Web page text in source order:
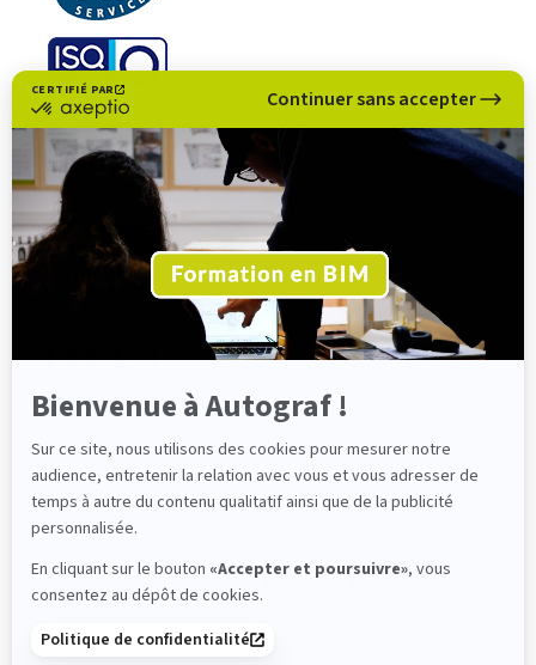
CERTIFIÉ PAR
certifié
Axeptio
-
savoir
Axeptio
Continuer sans accepter
Bienvenue à Autograf !
Sur ce site, nous utilisons des cookies pour mesurer notre
audience, entretenir la relation avec vous et vous adresser de
temps à autre du contenu qualitatif ainsi que de la publicité
personnalisée.
En cliquant sur le bouton «Accepter et poursuivre», vous
consentez au dépôt de cookies.
Politique de confidentialité
English-language version - Mentions légales
de confidentialité
Établissement supérieur privé d'enseignement technique - © Copyright 2020